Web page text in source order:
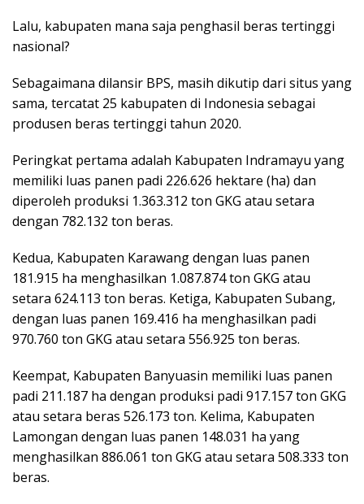
Lalu, kabupaten mana saja penghasil beras tertinggi
nasional?
Sebagaimana dilansir BPS, masih dikutip dari situs yang
sama, tercatat 25 kabupaten di Indonesia sebagai
produsen beras tertinggi tahun 2020.
Peringkat pertama adalah Kabupaten Indramayu yang
memiliki luas panen padi 226.626 hektare (ha) dan
diperoleh produksi 1.363.312 ton GKG atau setara
dengan 782.132 ton beras.
Kedua, Kabupaten Karawang dengan luas panen
181.915 ha menghasilkan 1.087.874 ton GKG atau
setara 624.113 ton beras. Ketiga, Kabupaten Subang,
dengan luas panen 169.416 ha menghasilkan padi
970.760 ton GKG atau setara 556.925 ton beras.
Keempat, Kabupaten Banyuasin memiliki luas panen
padi 211.187 ha dengan produksi padi 917.157 ton GKG
atau setara beras 526.173 ton. Kelima, Kabupaten
Lamongan dengan luas panen 148.031 ha yang
menghasilkan 886.061 ton GKG atau setara 508.333 ton
beras.